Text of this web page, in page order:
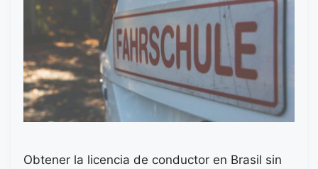
Obtener la licencia de conductor en Brasil sin